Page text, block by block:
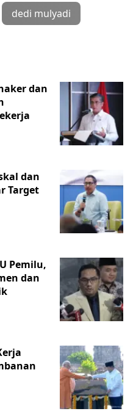
dedi mulyadi
dan
dan
Target
Pemilu,
dan